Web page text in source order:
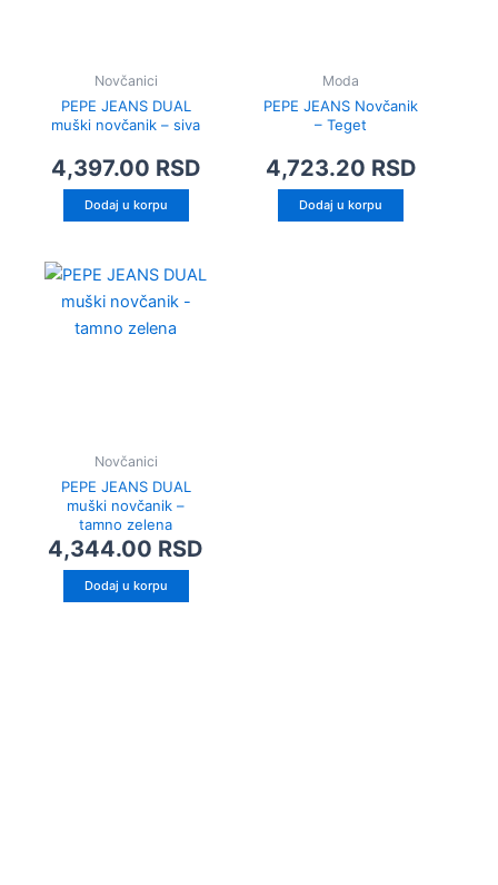
Novčanici
PEPE JEANS DUAL
muški novčanik – siva
4,397.00 RSD
Dodaj u korpu
Moda
PEPE JEANS Novčanik
– Teget
4,723.20 RSD
Dodaj u korpu
Novčanici
PEPE JEANS DUAL
muški novčanik –
tamno zelena
4,344.00 RSD
Dodaj u korpu